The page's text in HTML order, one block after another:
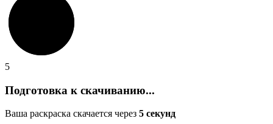
5
Подготовка к скачиванию...
Ваша раскраска скачается через 5 секунд